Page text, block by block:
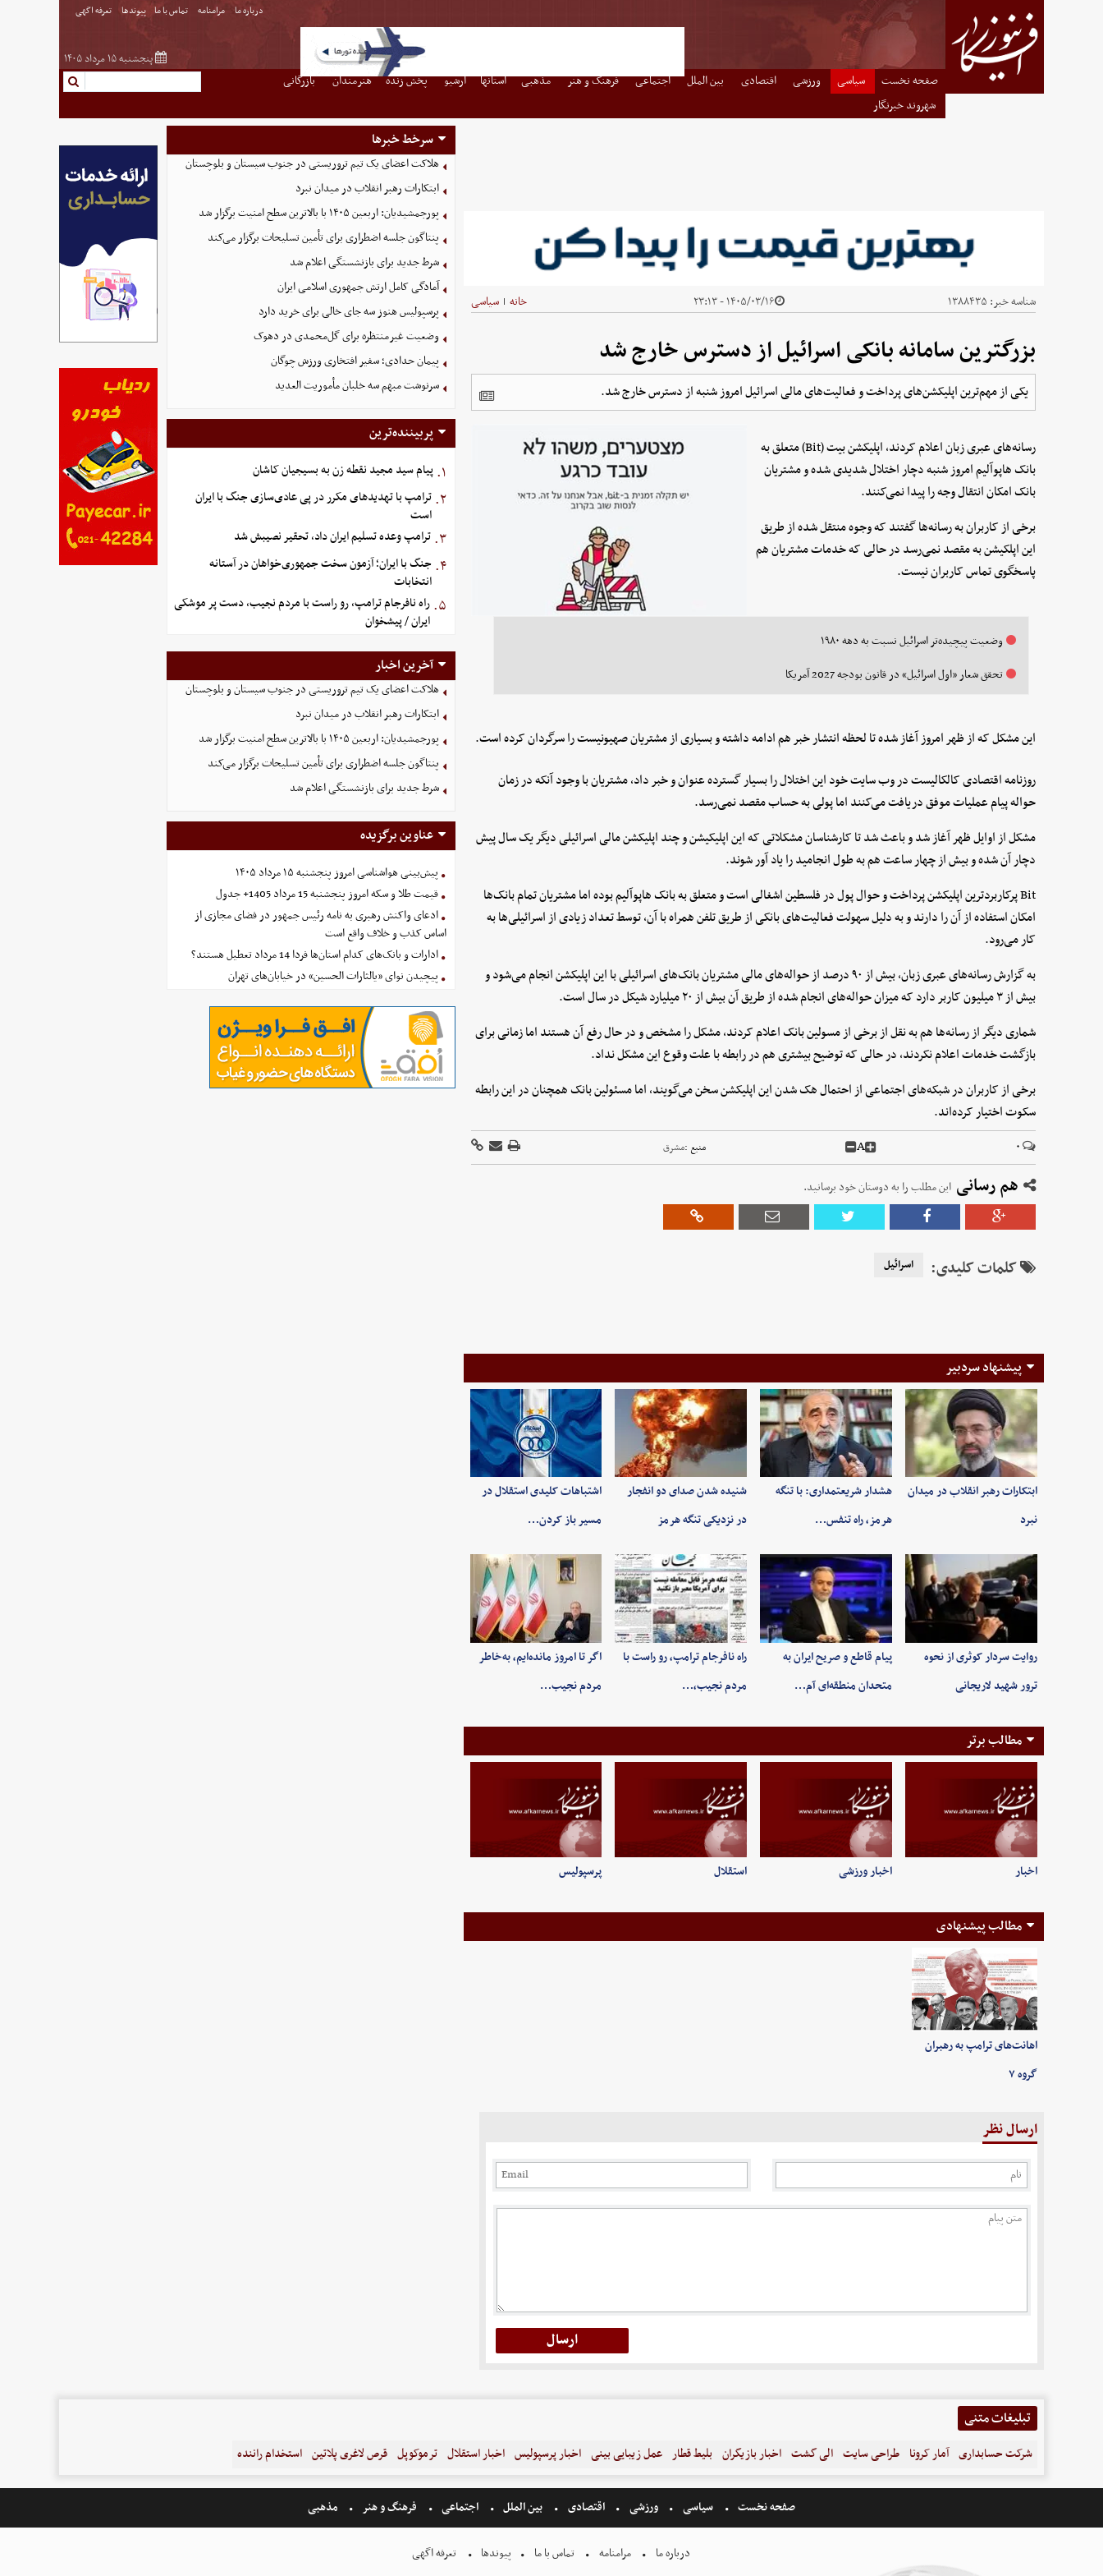
درباره ما مرامنامه تماس با ما پیوندها تعرفه اگهی
پنجشنبه ۱۵ مرداد ۱۴۰۵
صفحه نخست سیاسی ورزشی اقتصادی بین الملل اجتماعی فرهنگ و هنر مذهبی استانها آرشیو پخش زنده هنرمندان
بازرگانی
شهروند خبرنگار
شناسه خبر: ۱۳۸۸۴۳۵ ۱۴۰۵/۰۳/۱۶ - ۲۳:۱۳ خانه | سیاسی
بزرگترین سامانه بانکی اسرائیل از دسترس خارج شد
یکی از مهم‌ترین اپلیکشن‌های پرداخت و فعالیت‌های مالی اسرائیل امروز شنبه از دسترس خارج شد.
رسانه‌های عبری زبان اعلام کردند، اپلیکشن بیت (Bit) متعلق به
بانک هاپوآلیم امروز شنبه دچار اختلال شدیدی شده و مشتریان
بانک امکان انتقال وجه را پیدا نمی‌کنند.
برخی از کاربران به رسانه‌ها گفتند که وجوه منتقل شده از طریق
این اپلکیشن به مقصد نمی‌رسد در حالی که خدمات مشتریان هم
پاسخگوی تماس‌ کاربران نیست.
وضعیت پیچیده‌تر اسرائیل نسبت به دهه ۱۹۸۰
تحقق شعار «اول اسرائیل» در قانون بودجه 2027 آمریکا
این مشکل که از ظهر امروز آغاز شده تا لحظه انتشار خبر هم ادامه داشته و بسیاری از مشتریان صهیونیست را سرگردان کرده است.
روزنامه اقتصادی کالکالیست در وب سایت خود این اختلال را بسیار گسترده عنوان و خبر داد، مشتریان با وجود آنکه در زمان
حواله پیام عملیات موفق دریافت می‌کنند اما پولی به حساب مقصد نمی‌رسد.
مشکل از اوایل ظهر آغاز شد و باعث شد تا کارشناسان مشکلاتی که این اپلیکیشن و چند اپلیکشن مالی اسرائیلی دیگر یک سال پیش
دچار آن شده و بیش از چهار ساعت هم به طول انجامید را یاد آور شوند.
Bit پرکاربردترین اپلیکشن پرداخت و حوال پول در فلسطین اشغالی است و متعلق به بانک هاپوآلیم بوده اما مشتریان تمام بانک‌ها
امکان استفاده از آن را دارند و به دلیل سهولت فعالیت‌های بانکی از طریق تلفن همراه با آن، توسط تعداد زیادی از اسرائیلی‌ها به
کار می‌رود.
به گزارش رسانه‌های عبری زبان، بیش از ۹۰ درصد از حواله‌های مالی مشتریان بانک‌های اسرائیلی با این اپلیکشن انجام می‌شود و
بیش از ۳ میلیون کاربر دارد که میزان حواله‌های انجام شده از طریق آن بیش از ۲۰ میلیارد شیکل در سال است.
شماری دیگر از رسانه‌ها هم به نقل از برخی از مسولین بانک اعلام کردند، مشکل را مشخص و در حال رفع آن هستند اما زمانی برای
بازگشت خدمات اعلام نکردند، در حالی که توضیح بیشتری هم در رابطه با علت وقوع این مشکل نداد.
برخی از کاربران در شبکه‌های اجتماعی از احتمال هک شدن این اپلیکشن سخن می‌گویند، اما مسئولین بانک همچنان در این رابطه
سکوت اختیار کرده‌اند.
۰ A منبع :مشرق
هم رسانی این مطلب را به دوستان خود برسانید.
کلمات کلیدی: اسرائیل
پیشنهاد سردبیر
ابتکارات رهبر انقلاب در میدان
نبرد
هشدار شریعتمداری: با تنگه
هرمز، راه تنفس…
شنیده شدن صدای دو انفجار
در نزدیکی تنگه هرمز
اشتباهات کلیدی استقلال در
مسیر باز کردن…
روایت سردار کوثری از نحوه
ترور شهید لاریجانی
پیام قاطع و صریح ایران به
متحدان منطقه‌ای آم…
راه نافرجام ترامپ، رو راست با
مردم نجیب،…
اگر تا امروز مانده‌ایم، به‌خاطر
مردم نجیب…
مطالب برتر
اخبار اخبار ورزشی استقلال پرسپولیس
مطالب پیشنهادی
اهانت‌های ترامپ به رهبران
گروه ۷
ارسال نظر
سرخط خبرها
هلاکت اعضای یک تیم تروریستی در جنوب سیستان و بلوچستان
ابتکارات رهبر انقلاب در میدان نبرد
پورجمشیدیان: اربعین ۱۴۰۵ با بالاترین سطح امنیت برگزار شد
پنتاگون جلسه اضطراری برای تأمین تسلیحات برگزار می‌کند
شرط جدید برای بازنشستگی اعلام شد
آمادگی کامل ارتش جمهوری اسلامی ایران
پرسپولیس هنوز سه جای خالی برای خرید دارد
وضعیت غیرمنتظره برای گل‌محمدی در دهوک
پیمان حدادی؛ سفیر افتخاری ورزش چوگان
سرنوشت مبهم سه خلبان مأموریت العدید
پربیننده‌ترین
۱. پیام سید مجید نقطه زن به بسیجیان کاشان
۲. ترامپ با تهدیدهای مکرر در پی عادی‌سازی جنگ با ایران
است
۳. ترامپ وعده تسلیم ایران داد، تحقیر نصیبش شد
۴. جنگ با ایران؛ آزمون سخت جمهوری‌خواهان در آستانه
انتخابات
۵. راه نافرجام ترامپ، رو راست با مردم نجیب، دست پر موشکی
ایران / پیشخوان
آخرین اخبار
هلاکت اعضای یک تیم تروریستی در جنوب سیستان و بلوچستان
ابتکارات رهبر انقلاب در میدان نبرد
پورجمشیدیان: اربعین ۱۴۰۵ با بالاترین سطح امنیت برگزار شد
پنتاگون جلسه اضطراری برای تأمین تسلیحات برگزار می‌کند
شرط جدید برای بازنشستگی اعلام شد
عناوین برگزیده
پیش‌بینی هواشناسی امروز پنجشنبه ۱۵ مرداد ۱۴۰۵
قیمت طلا و سکه امروز پنجشنبه 15 مرداد 1405+ جدول
ادعای واکنش رهبری به نامه رئیس جمهور در فضای مجازی از
اساس کذب و خلاف واقع است
ادارات و بانک‌های کدام استان‌ها فردا 14 مرداد تعطیل هستند؟
پیچیدن نوای «یالثارات الحسین» در خیابان‌های تهران
تبلیغات متنی
شرکت حسابداری آمار کرونا طراحی سایت الی گشت اخبار بازیگران بلیط قطار عمل زیبایی بینی اخبار پرسپولیس اخبار استقلال ترموکوپل قرص لاغری پلاتین استخدام راننده
صفحه نخست سیاسی ورزشی اقتصادی بین الملل اجتماعی فرهنگ و هنر مذهبی
درباره ما مرامنامه تماس با ما پیوندها تعرفه اگهی